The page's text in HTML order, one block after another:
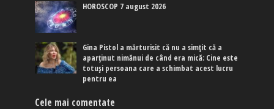
HOROSCOP 7 august 2026
Gina Pistol a mărturisit că nu a simțit că a
aparținut nimănui de când era mică: Cine este
totuși persoana care a schimbat acest lucru
pentru ea
Cele mai comentate